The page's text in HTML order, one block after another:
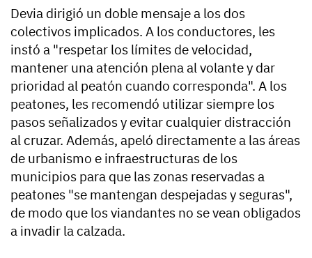
Devia dirigió un doble mensaje a los dos
colectivos implicados. A los conductores, les
instó a "respetar los límites de velocidad,
mantener una atención plena al volante y dar
prioridad al peatón cuando corresponda". A los
peatones, les recomendó utilizar siempre los
pasos señalizados y evitar cualquier distracción
al cruzar. Además, apeló directamente a las áreas
de urbanismo e infraestructuras de los
municipios para que las zonas reservadas a
peatones "se mantengan despejadas y seguras",
de modo que los viandantes no se vean obligados
a invadir la calzada.